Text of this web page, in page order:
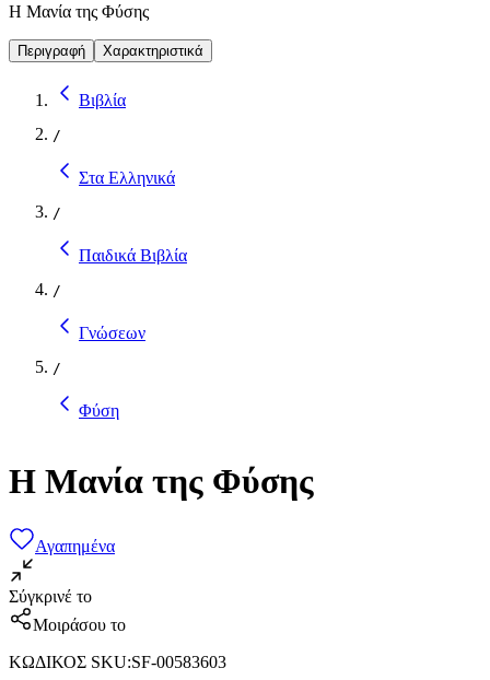
Η Μανία της Φύσης
Περιγραφή Χαρακτηριστικά
Βιβλία
/
Στα Ελληνικά
/
Παιδικά Βιβλία
/
Γνώσεων
/
Φύση
Η Μανία της Φύσης
Αγαπημένα
Σύγκρινέ το
Μοιράσου το
ΚΩΔΙΚΟΣ SKU:SF-00583603